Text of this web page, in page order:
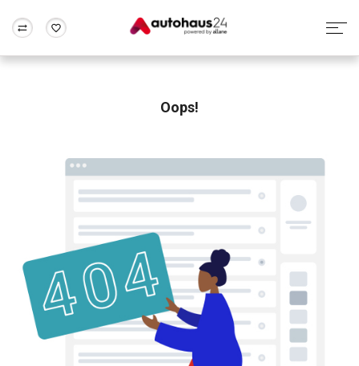
Rund um die Inzahlungnahme
Oops!